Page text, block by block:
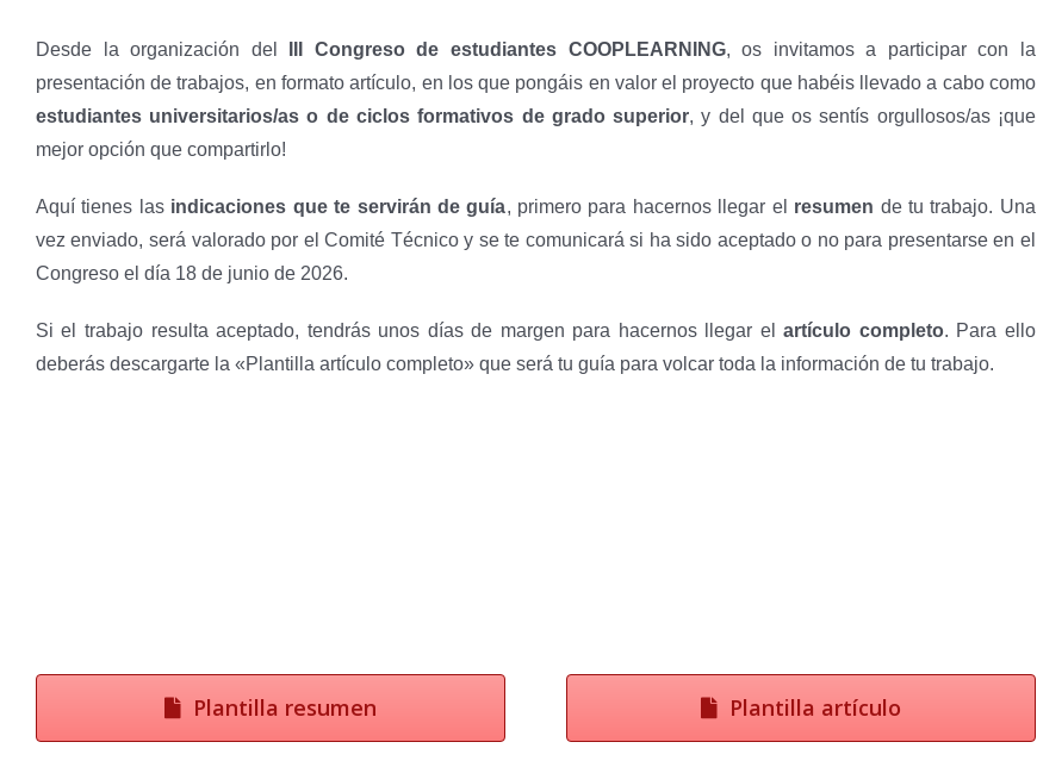
Desde la organización del III Congreso de estudiantes COOPLEARNING, os invitamos a participar con la
presentación de trabajos, en formato artículo, en los que pongáis en valor el proyecto que habéis llevado a cabo como
estudiantes universitarios/as o de ciclos formativos de grado superior, y del que os sentís orgullosos/as ¡que
mejor opción que compartirlo!
Aquí tienes las indicaciones que te servirán de guía, primero para hacernos llegar el resumen de tu trabajo. Una
vez enviado, será valorado por el Comité Técnico y se te comunicará si ha sido aceptado o no para presentarse en el
Congreso el día 18 de junio de 2026.
Si el trabajo resulta aceptado, tendrás unos días de margen para hacernos llegar elartículo completo. Para ello
deberás descargarte la «Plantilla artículo completo» que será tu guía para volcar toda la información de tu trabajo.
Plantilla resumen Plantilla artículo